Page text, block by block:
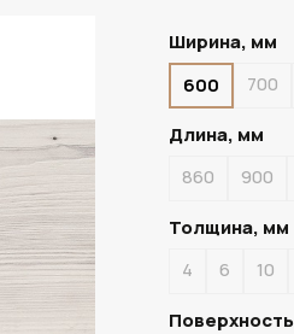
ПОД ЗАКАЗ
Ширина, мм
600
700
Длина, мм
860
900
Толщина, мм
4
6 10
Поверхность